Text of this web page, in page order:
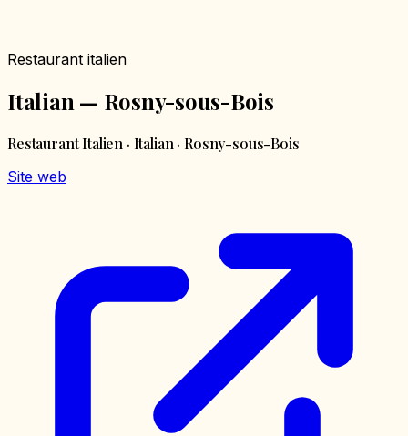
Restaurant italien
Italian — Rosny-sous-Bois
Restaurant Italien · Italian · Rosny-sous-Bois
Site web